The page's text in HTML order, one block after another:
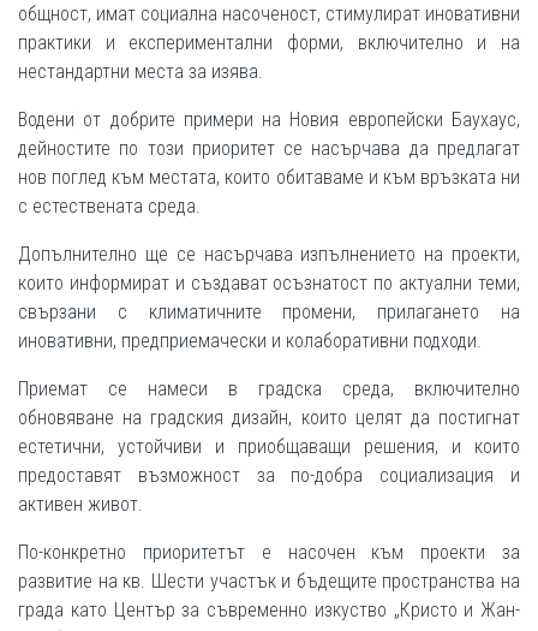
общност, имат социална насоченост, стимулират иновативни
практики и експериментални форми, включително и на
нестандартни места за изява.
Водени от добрите примери на Новия европейски Баухаус,
дейностите по този приоритет се насърчава да предлагат
нов поглед към местата, които обитаваме и към връзката ни
с естествената среда.
Допълнително ще се насърчава изпълнението на проекти,
които информират и създават осъзнатост по актуални теми,
свързани с климатичните промени, прилагането на
иновативни, предприемачески и колаборативни подходи.
Приемат се намеси в градска среда, включително
обновяване на градския дизайн, които целят да постигнат
естетични, устойчиви и приобщаващи решения, и които
предоставят възможност за по-добра социализация и
активен живот.
По-конкретно приоритетът е насочен към проекти за
развитие на кв. Шести участък и бъдещите пространства на
града като Център за съвременно изкуство „Кристо и Жан-